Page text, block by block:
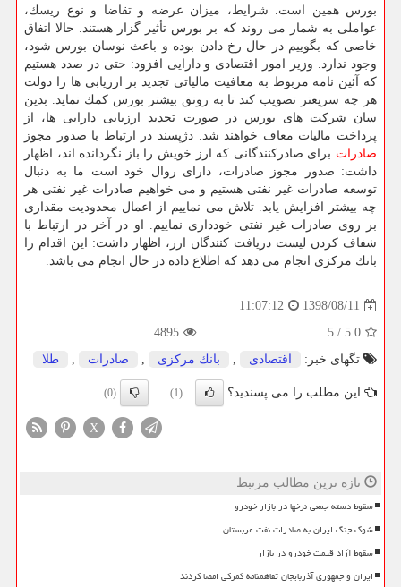
بورس همین است. شرایط، میزان عرضه و تقاضا و نوع ریسك،
عواملی به شمار می روند كه بر بورس تأثیر گزار هستند. حالا اتفاق
خاصی كه بگوییم در حال رخ دادن بوده و باعث نوسان بورس شود،
وجود ندارد. وزیر امور اقتصادی و دارایی افزود: حتی در صدد هستیم
كه آئین نامه مربوط به معافیت مالیاتی تجدید بر ارزیابی ها را دولت
هر چه سریعتر تصویب كند تا به رونق بیشتر بورس كمك نماید. بدین
سان شركت های بورس در صورت تجدید ارزیابی دارایی ها، از
پرداخت مالیات معاف خواهند شد. دژپسند در ارتباط با صدور مجوز
صادرات برای صادركنندگانی كه ارز خویش را باز نگردانده اند، اظهار
داشت: صدور مجوز صادرات، دارای روال خود است ما به دنبال
توسعه صادرات غیر نفتی هستیم و می خواهیم صادرات غیر نفتی هر
چه بیشتر افزایش یابد. تلاش می نماییم از اعمال محدودیت مقداری
بر روی صادرات غیر نفتی خودداری نماییم. او در آخر در ارتباط با
شفاف كردن لیست دریافت كنندگان ارز، اظهار داشت: این اقدام را
بانك مركزی انجام می دهد كه اطلاع داده در حال انجام می باشد.
1398/08/11
11:07:12
5.0
/
5
4895
تگهای خبر:
اقتصادی , بانك مركزی , صادرات , طلا
این مطلب را می پسندید؟ (1)
(0)
X
تازه ترین مطالب مرتبط
سقوط دسته جمعی نرخها در بازار خودرو
شوک جنگ ایران به صادرات نفت عربستان
سقوط آزاد قیمت خودرو در بازار
ایران و جمهوری آذربایجان تفاهمنامه گمرکی امضا کردند